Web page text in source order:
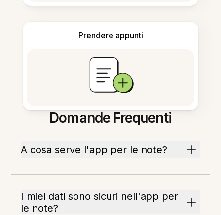
Prendere appunti
Domande Frequenti
A cosa serve l'app per le note?
I miei dati sono sicuri nell'app per
le note?